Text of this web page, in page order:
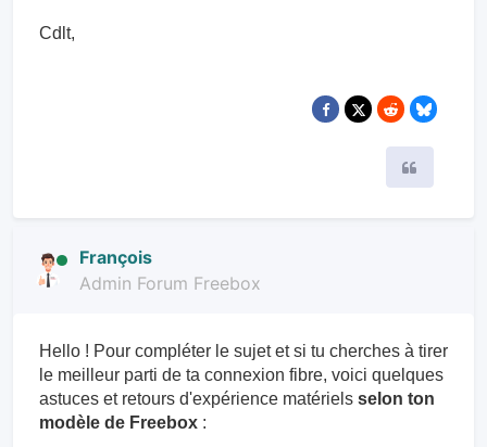
Cdlt,
François
Admin Forum Freebox
Hello ! Pour compléter le sujet et si tu cherches à tirer
le meilleur parti de ta connexion fibre, voici quelques
astuces et retours d'expérience matériels selon ton
modèle de Freebox :